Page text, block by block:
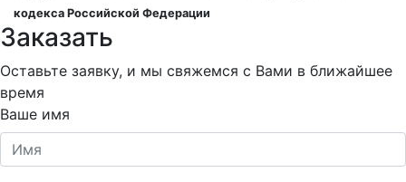
кодекса Российской Федерации
Заказать
Оставьте заявку, и мы свяжемся с Вами в ближайшее
время
Ваше имя